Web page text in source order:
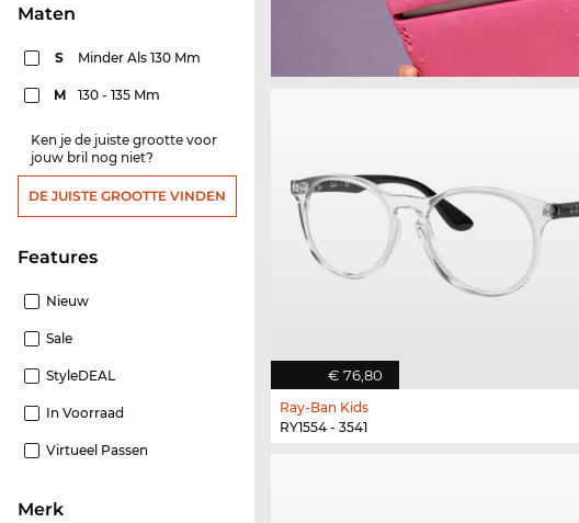
Maten
S Minder Als 130 Mm
M 130 - 135 Mm
Ken je de juiste grootte voor
jouw bril nog niet?
DE JUISTE GROOTTE VINDEN
features
Nieuw
Sale
StyleDEAL
In Voorraad
Virtueel Passen
Merk
€ 76,80
Ray-Ban Kids
RY1554 - 3541